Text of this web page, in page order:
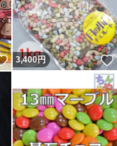
いいね！
3,400円